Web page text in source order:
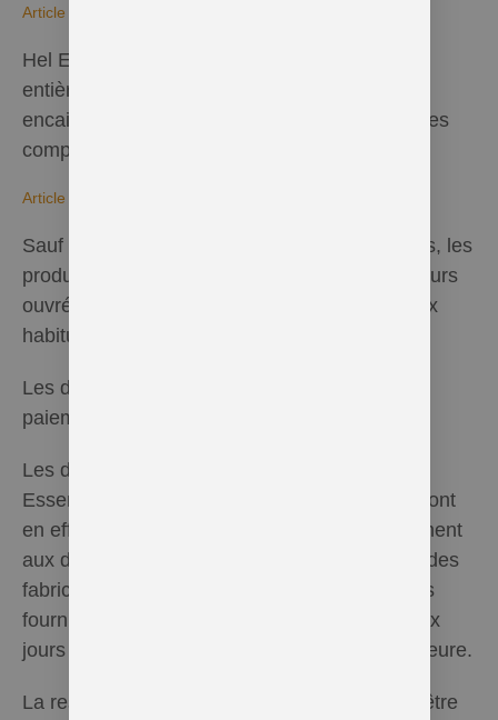
Article 5. Réserve de propriété
Hel Essentielle conserve la propriété pleine et
entière des produits vendus jusqu’au parfait
encaissement du prix, en principal, frais et taxes
compris.
Article 6: Délais de livraison
Sauf réserve des dispositions ci-après décrites, les
produits seront expédiés dans un délai de 5 jours
ouvrés et acheminées par les services postaux
habituels ou par Mondial Relay.
Les délais courent à dater de la réception du
paiement complet par lHel Essentielle.
Les délais d’exécution des obligations d’Hel
Essentielle ne sont pas de stricte rigueur. Ils sont
en effet purement indicatifs eu égards notamment
aux disponibilités des stocks, aux contraintes des
fabricants, au retard ou à la non-exécution des
fournisseurs et sous-traitants de la société, aux
jours de congé, aux évènements de force majeure.
La responsabilité d’Hel Essentielle ne pourra être